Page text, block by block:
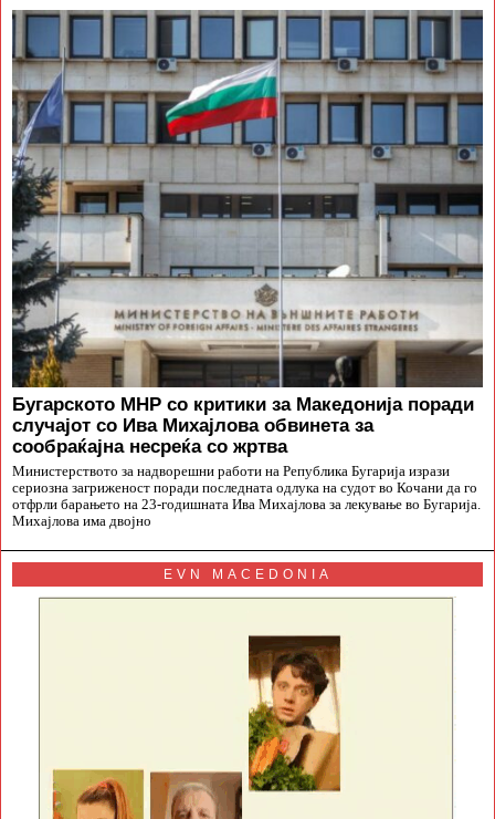
Бугарското МНР со критики за Македонија поради
случајот со Ива Михајлова обвинета за
сообраќајна несреќа со жртва
Министерството за надворешни работи на Република Бугарија изрази
сериозна загриженост поради последната одлука на судот во Кочани да го
отфрли барањето на 23-годишната Ива Михајлова за лекување во Бугарија.
Михајлова има двојно
EVN MACEDONIA